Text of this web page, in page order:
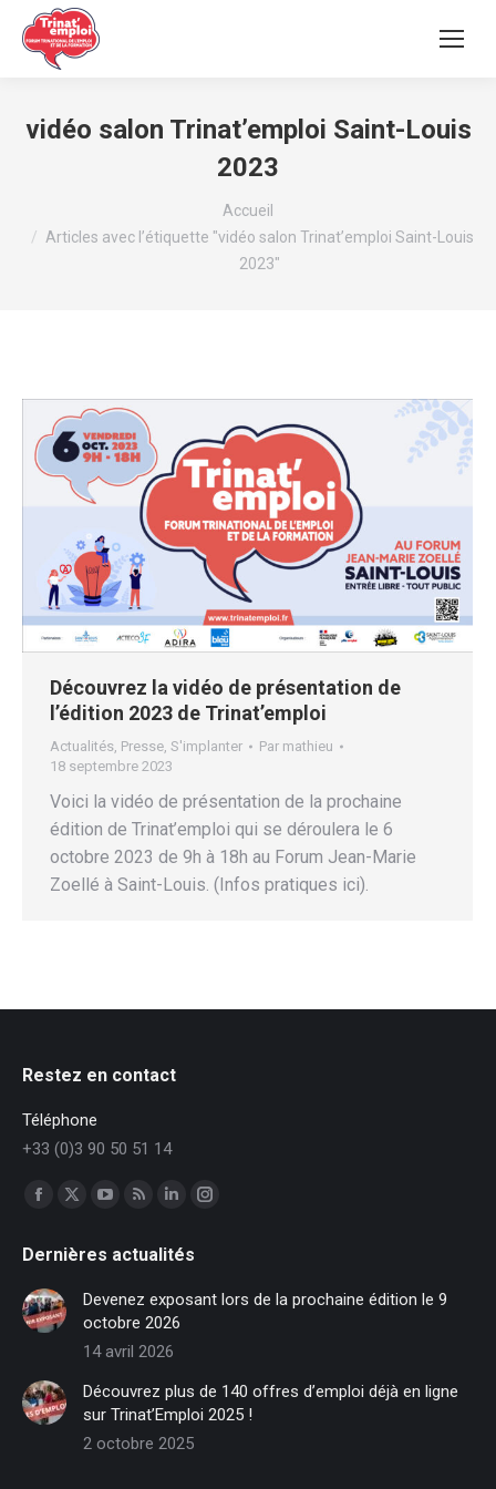
vidéo salon Trinat’emploi Saint-Louis
2023
Accueil
Articles avec l’étiquette "vidéo salon Trinat’emploi Saint-Louis
2023"
Découvrez la vidéo de présentation de
l’édition 2023 de Trinat’emploi
Actualités, Presse, S'implanter Par mathieu
18 septembre 2023
Voici la vidéo de présentation de la prochaine
édition de Trinat’emploi qui se déroulera le 6
octobre 2023 de 9h à 18h au Forum Jean-Marie
Zoellé à Saint-Louis. (Infos pratiques ici).
Restez en contact
Téléphone
+33 (0)3 90 50 51 14
Trouvez nous sur :
Facebook
opens
in
new
window
X
opens
new
window
opens
in
new
window
opens
in
new
window
LinkedIn
opens
in
new
window
Instagram
in
Dernières actualités
Devenez exposant lors de la prochaine édition le 9
octobre 2026
14 avril 2026
Découvrez plus de 140 offres d’emploi déjà en ligne
sur Trinat’Emploi 2025 !
2 octobre 2025